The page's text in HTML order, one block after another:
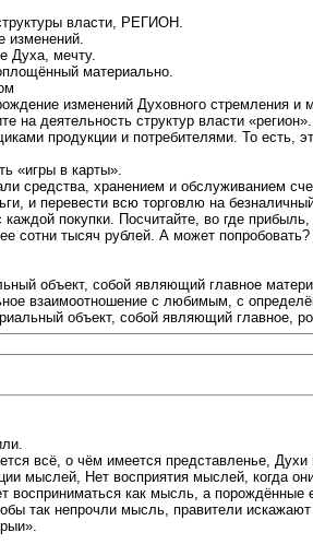
власти, РЕГИОН.
изменений.
Духа, мечту.
материально.
изменений Духовного стремления
на деятельность структур власти
продукции и потребителями. То есть,
«игры в карты».
средства, хранением и обслуживанием
и перевести всю торговлю на
каждой покупки. Посчитайте, во где
сотни тысяч рублей. А может
объект, собой являющий главное
взаимоотношение с любимым, с
объект, собой являющий главное,
всё, о чём имеется представленье,
мыслей, Нет восприятия мыслей, когда
восприниматься как мысль, а
так непрочли мысль, правители